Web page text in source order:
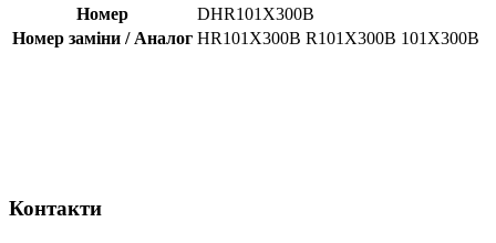
Номер
DHR101X300B
Номер заміни / Аналог HR101X300B R101X300B 101X300B
Контакти